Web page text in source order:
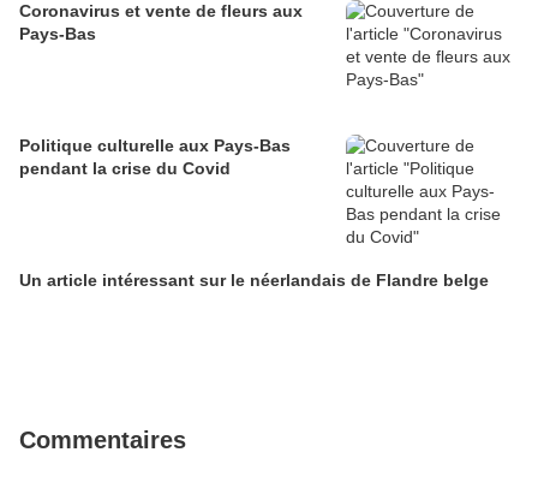
Coronavirus et vente de fleurs aux
Pays-Bas
Politique culturelle aux Pays-Bas
pendant la crise du Covid
Un article intéressant sur le néerlandais de Flandre belge
Commentaires